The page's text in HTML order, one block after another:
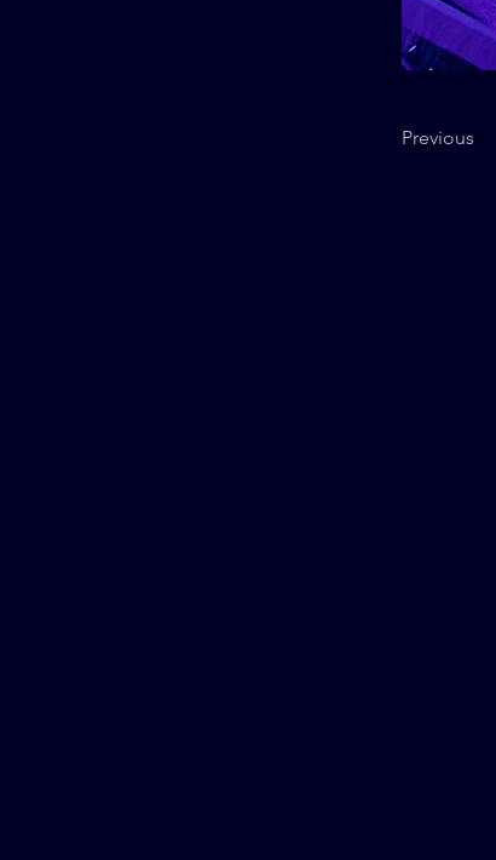
Previous